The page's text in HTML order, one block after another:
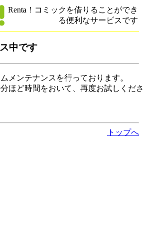
Renta！コミックを借りることができ
る便利なサービスです
中です
メンテナンスを行っております。
ほど時間をおいて、再度お試しくだ
トップへ